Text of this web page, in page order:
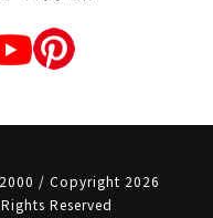
/ Copyright 2026
Reserved